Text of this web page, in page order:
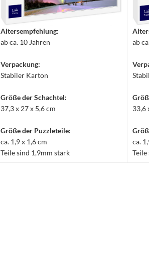
Altersempfehlung:
ab ca. 10 Jahren
Verpackung:
Stabiler Karton
Größe der Schachtel:
37,3 x 27 x 5,6 cm
Größe der Puzzleteile:
ca. 1,9 x 1,6 cm
Teile sind 1,9mm stark
ab
33,6
ca.
Teile